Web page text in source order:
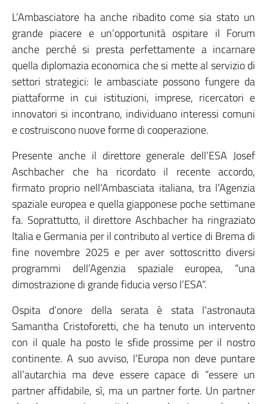
L’Ambasciatore ha anche ribadito come sia stato un
grande piacere e un’opportunità ospitare il Forum
anche perché si presta perfettamente a incarnare
quella diplomazia economica che si mette al servizio di
settori strategici: le ambasciate possono fungere da
piattaforme in cui istituzioni, imprese, ricercatori e
innovatori si incontrano, individuano interessi comuni
e costruiscono nuove forme di cooperazione.
Presente anche il direttore generale dell’ESA Josef
Aschbacher che ha ricordato il recente accordo,
firmato proprio nell’Ambasciata italiana, tra l’Agenzia
spaziale europea e quella giapponese poche settimane
fa. Soprattutto, il direttore Aschbacher ha ringraziato
Italia e Germania per il contributo al vertice di Brema di
fine novembre 2025 e per aver sottoscritto diversi
programmi dell’Agenzia spaziale europea, “una
dimostrazione di grande fiducia verso l’ESA”.
Ospita d’onore della serata è stata l’astronauta
Samantha Cristoforetti, che ha tenuto un intervento
con il quale ha posto le sfide prossime per il nostro
continente. A suo avviso, l’Europa non deve puntare
all’autarchia ma deve essere capace di “essere un
partner affidabile, sì, ma un partner forte. Un partner